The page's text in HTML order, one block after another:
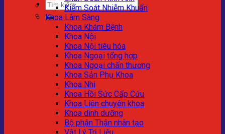
Kiểm Soát Nhiễm Khuẩn
Khoa Lâm Sàng
Khoa Khám Bệnh
Khoa Nội
Khoa Nội tiêu hóa
Khoa Ngoại tổng hợp
Khoa Ngoại chấn thương
Khoa Sản Phụ Khoa
Khoa Nhi
Khoa Hồi Sức Cấp Cứu
Khoa Liên chuyên khoa
Khoa dinh dưỡng
Bộ phận Thận nhân tạo